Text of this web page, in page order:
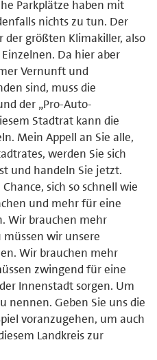
Parkplätze haben mit
nichts zu tun. Der
größten Klimakiller, also
Da hier aber
Vernunft und
sind, muss die
der „Pro-Auto-
Stadtrat kann die
Mein Appell an Sie alle,
werden Sie sich
und handeln Sie jetzt.
sich so schnell wie
und mehr für eine
Wir brauchen mehr
wir unsere
Wir brauchen mehr
zwingend für eine
Innenstadt sorgen. Um
nennen. Geben Sie uns die
voranzugehen, um auch
Landkreis zur